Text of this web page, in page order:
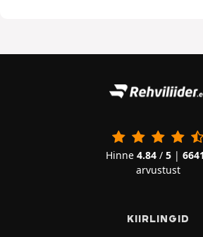
Hinne 4.84/ 5|
arvustust
KIIRLINGID